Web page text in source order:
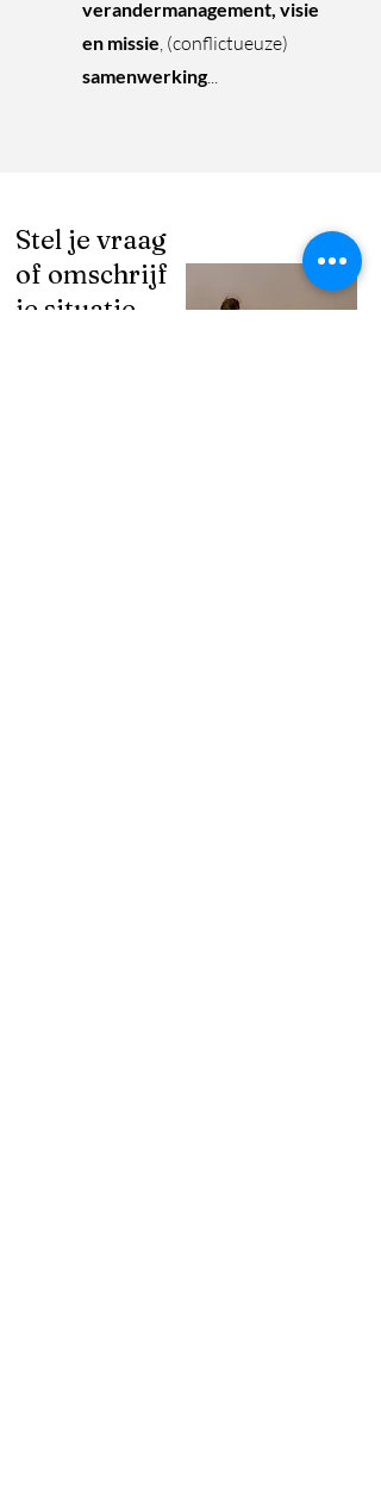
verandermanagement, visie
en missie , (conflictueuze)
samenwerking
Stel je vraag
of omschrijf
je situatie,